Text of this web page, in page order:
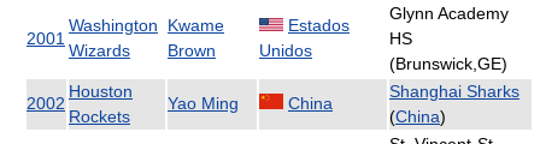
2001
Washington
Wizards
Kwame
Brown
Estados
Unidos
Glynn Academy
HS
(Brunswick,GE)
2002
Houston
Rockets
Yao Ming China
Shanghai Sharks
(China)